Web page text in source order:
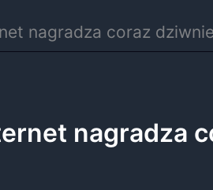
nagradza coraz
nagradza